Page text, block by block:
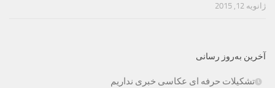
ژانویه 12, 2015
آخرین به‌روز رسانی
تشکیلات حرفه ای عکاسی خبری نداریم